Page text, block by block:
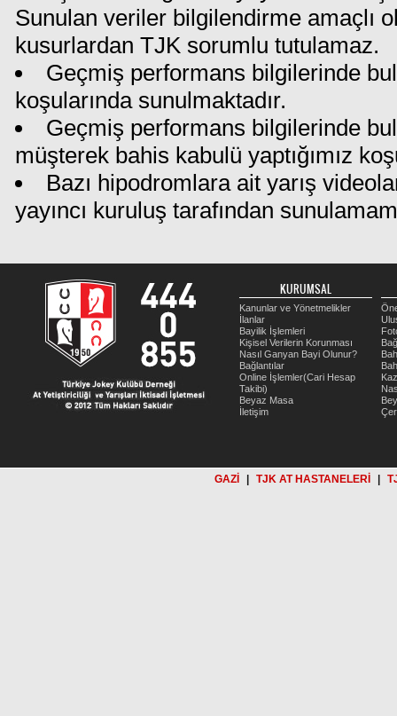
Sunulan veriler bilgilendirme amaçlı
kusurlardan TJK sorumlu tutulamaz.
Geçmiş performans bilgilerinde
koşularında sunulmaktadır.
Geçmiş performans bilgilerinde
müşterek bahis kabulü yaptığımız
Bazı hipodromlara ait yarış
yayıncı kuruluş tarafından
KURUMSAL
Kanunlar ve Yönetmelikler
İlanlar
Bayilik İşlemleri
Kişisel Verilerin Korunması
Nasıl Ganyan Bayi Olunur?
Bağlantılar
Online İşlemler(Cari Hesap
Takibi)
Beyaz Masa
İletişim
GAZİ TJK AT HASTANELERİ